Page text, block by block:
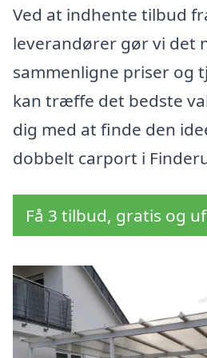
Ved at indhente tilbud
leverandører gør vi det
sammenligne priser og
kan træffe det bedste
dig med at finde den
dobbelt carport i
Få 3 tilbud, gratis og